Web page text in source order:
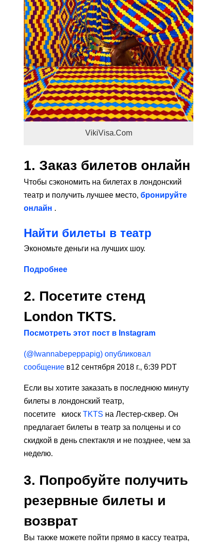
VikiVisa.Com
1. Заказ билетов онлайн
Чтобы сэкономить на билетах в лондонский
театр и получить лучшее место, бронируйте
онлайн .
Найти билеты в театр
Экономьте деньги на лучших шоу.
Подробнее
2. Посетите стенд
London TKTS.
Посмотреть этот пост в Instagram
(@Iwannabepeppapig) опубликовал
сообщение в12 сентября 2018 г., 6:39 PDT
Если вы хотите заказать в последнюю минуту
билеты в лондонский театр,
посетите
киоск TKTS на Лестер-сквер. Он
предлагает билеты в театр за полцены и со
скидкой в ​​день спектакля и не позднее, чем за
неделю.
3. Попробуйте получить
резервные билеты и
возврат
Вы также можете пойти прямо в кассу театра,